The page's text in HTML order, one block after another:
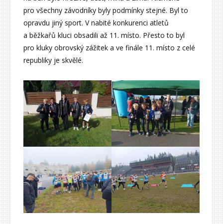
pro všechny závodníky byly podmínky stejné. Byl to
opravdu jiný sport. V nabité konkurenci atletů
a běžkařů kluci obsadili až 11. místo. Přesto to byl
pro kluky obrovský zážitek a ve finále 11. místo z celé
republiky je skvělé.